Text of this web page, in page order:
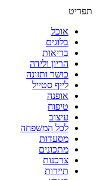
תפריט
אוכל
בלוגים
בריאות
הריון ולידה
כושר ותזונה
לייף סטייל
אופנה
טיפוח
עיצוב
לכל המשפחה
מסעדות
מתכונים
צרכנות
תיירות